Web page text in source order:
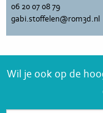
06 20 07 08 79
gabi.stoffelen@rom3d.nl
Wil je ook op de